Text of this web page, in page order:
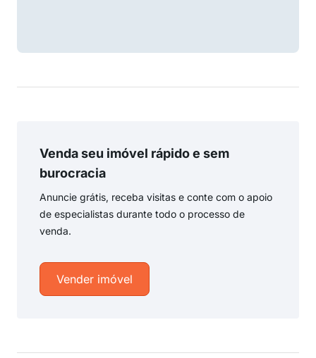
Venda seu imóvel rápido e sem
burocracia
Anuncie grátis, receba visitas e conte com o apoio
de especialistas durante todo o processo de
venda.
Vender imóvel